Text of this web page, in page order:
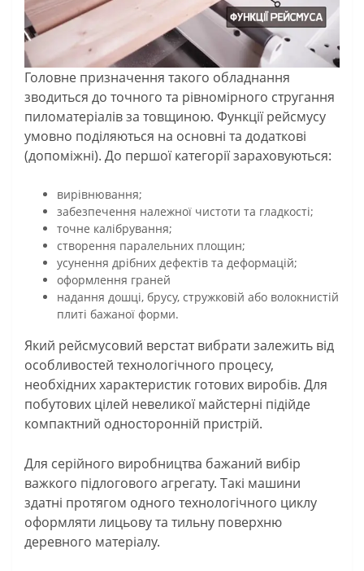
Головне призначення такого обладнання
зводиться до точного та рівномірного стругання
пиломатеріалів за товщиною. Функції рейсмусу
умовно поділяються на основні та додаткові
(допоміжні). До першої категорії зараховуються:
вирівнювання;
забезпечення належної чистоти та гладкості;
точне калібрування;
створення паралельних площин;
усунення дрібних дефектів та деформацій;
оформлення граней
надання дошці, брусу, стружковій або волокнистій
плиті бажаної форми.
Який рейсмусовий верстат вибрати залежить від
особливостей технологічного процесу,
необхідних характеристик готових виробів. Для
побутових цілей невеликої майстерні підійде
компактний односторонній пристрій.
Для серійного виробництва бажаний вибір
важкого підлогового агрегату. Такі машини
здатні протягом одного технологічного циклу
оформляти лицьову та тильну поверхню
деревного матеріалу.